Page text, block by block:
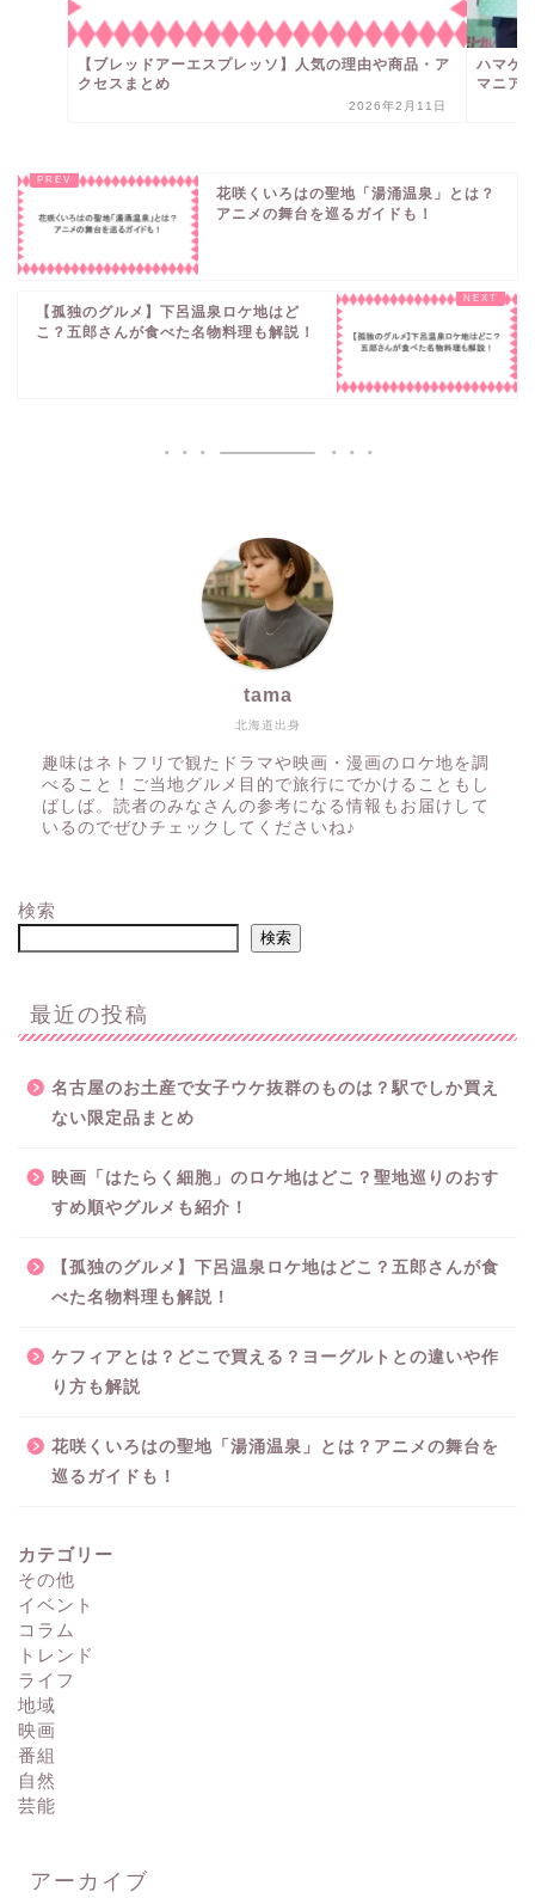
【ブレッドアーエスプレッソ】人気の理由や商品・ア
クセスまとめ
2026年2月11日
ハマケ
マニア
花咲くいろはの聖地「湯涌温泉」とは？
アニメの舞台を巡るガイドも！
【孤独のグルメ】下呂温泉ロケ地はど
こ？五郎さんが食べた名物料理も解説！
北海道出身
tama
趣味はネトフリで観たドラマや映画・漫画のロケ地を調
べること！ご当地グルメ目的で旅行にでかけることもし
ばしば。読者のみなさんの参考になる情報もお届けして
いるのでぜひチェックしてくださいね♪
検索
検索
最近の投稿
名古屋のお土産で女子ウケ抜群のものは？駅でしか買え
ない限定品まとめ
映画「はたらく細胞」のロケ地はどこ？聖地巡りのおす
すめ順やグルメも紹介！
【孤独のグルメ】下呂温泉ロケ地はどこ？五郎さんが食
べた名物料理も解説！
ケフィアとは？どこで買える？ヨーグルトとの違いや作
り方も解説
花咲くいろはの聖地「湯涌温泉」とは？アニメの舞台を
巡るガイドも！
カテゴリー
その他
イベント
コラム
トレンド
ライフ
地域
映画
番組
自然
芸能
アーカイブ